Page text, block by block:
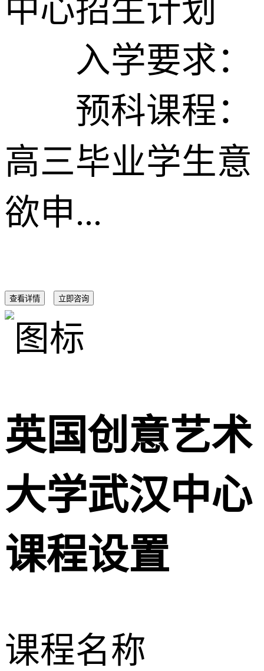
中心招生计划
入学要求：
预科课程：
高三毕业学生意
欲申...
查看详情 立即咨询
英国创意艺术
大学武汉中心
课程设置
课程名称